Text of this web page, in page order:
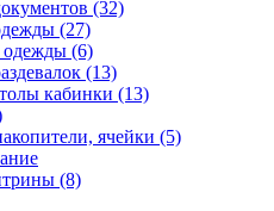
(32)
(27)
(6)
(13)
кабинки (13)
ячейки (5)
(8)